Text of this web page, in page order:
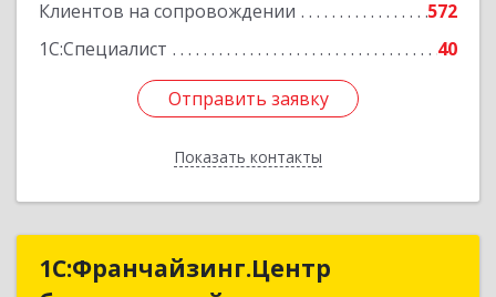
Клиентов на сопровождении
572
1С:Специалист
40
Отправить заявку
Показать контакты
Отправить заявку
Назад
1С:Франчайзинг.Центр
1С:Франчайзинг.Центр